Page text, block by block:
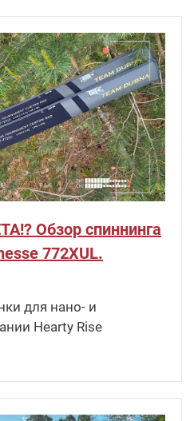
Обзор спиннинга
772XUL.
для нано- и
Hearty Rise